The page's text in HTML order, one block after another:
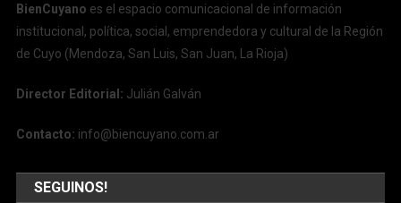
BienCuyano es el espacio comunicacional de información
institucional, política, social, emprendedora y cultural de la Región
de Cuyo (Mendoza, San Luis, San Juan, La Rioja)
Director Editorial: Julián Galván
Contacto: info@biencuyano.com.ar
SEGUINOS!